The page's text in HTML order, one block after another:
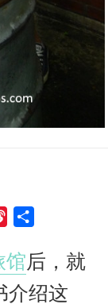
n
a
W
a
e
馆后，就
介绍这